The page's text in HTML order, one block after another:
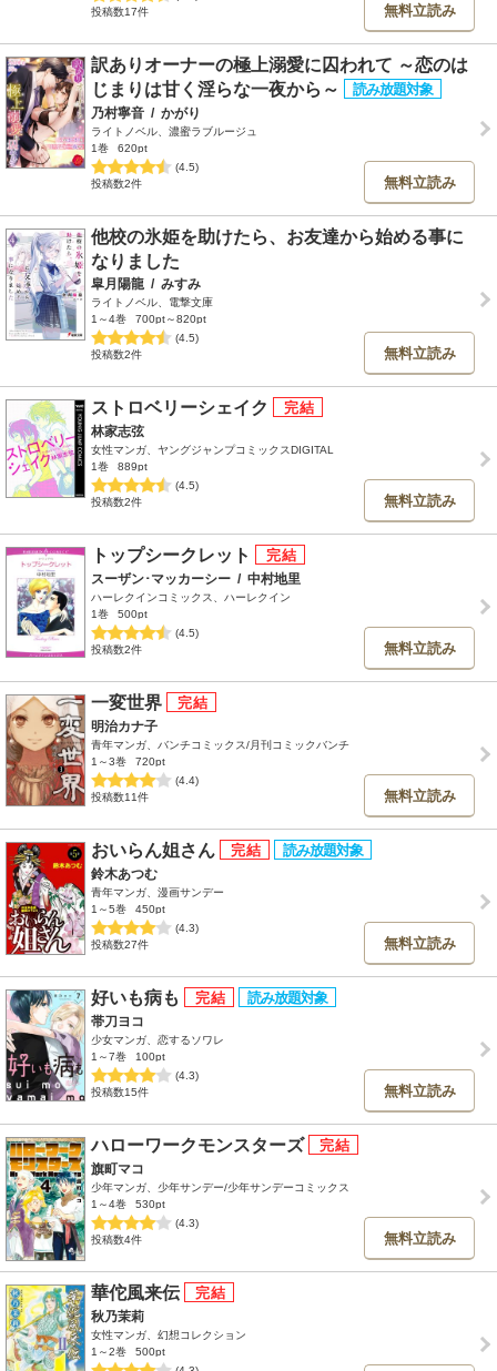
投稿数17件
無料立読み
訳ありオーナーの極上溺愛に囚われて ～恋のは
じまりは甘く淫らな一夜から～
乃村寧音 / かがり
ライトノベル、濃蜜ラブルージュ
1巻
620pt
(4.5)
投稿数2件
無料立読み
他校の氷姫を助けたら、お友達から始める事に
なりました
皐月陽龍 / みすみ
ライトノベル、電撃文庫
1～4巻
700pt～820pt
(4.5)
投稿数2件
無料立読み
ストロベリーシェイク
林家志弦
女性マンガ、ヤングジャンプコミックスDIGITAL
1巻
889pt
(4.5)
投稿数2件
無料立読み
トップシークレット
スーザン･マッカーシー / 中村地里
ハーレクインコミックス、ハーレクイン
1巻
500pt
(4.5)
投稿数2件
無料立読み
一変世界
明治カナ子
青年マンガ、バンチコミックス/月刊コミックバンチ
1～3巻
720pt
(4.4)
投稿数11件
無料立読み
おいらん姐さん
鈴木あつむ
青年マンガ、漫画サンデー
1～5巻
450pt
(4.3)
投稿数27件
無料立読み
好いも病も
帯刀ヨコ
少女マンガ、恋するソワレ
1～7巻
100pt
(4.3)
投稿数15件
無料立読み
ハローワークモンスターズ
旗町マコ
少年マンガ、少年サンデー/少年サンデーコミックス
1～4巻
530pt
(4.3)
投稿数4件
無料立読み
華佗風来伝
秋乃茉莉
女性マンガ、幻想コレクション
1～2巻
500pt